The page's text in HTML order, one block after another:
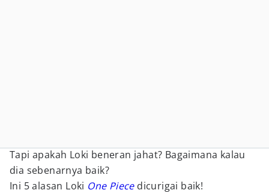
Tapi apakah Loki beneran jahat? Bagaimana kalau
dia sebenarnya baik?
Ini 5 alasan Loki One Piece dicurigai baik!